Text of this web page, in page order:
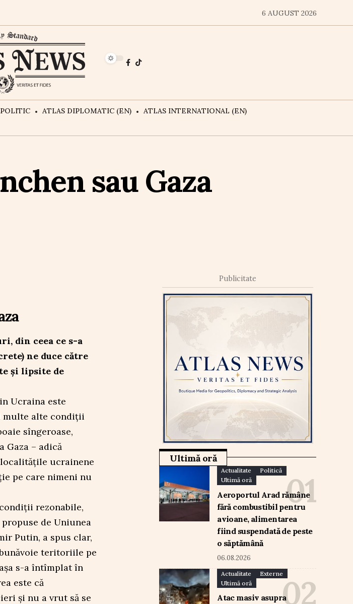
6 AUGUST 2026
ATLAS DIPLOMATIC (EN)
ATLAS INTERNATIONAL (EN)
sau Gaza
din ceea ce s-a
ne duce către
și lipsite de
Ucraina este
multe alte condiții
sîngeroase,
Gaza – adică
ucrainene
pe care nimeni nu
rezonabile,
de Uniunea
Putin, a spus clar,
teritoriile pe
s-a întîmplat în
este că
și nu a vrut să se
Publicitate
Ultimă oră
Actualitate
Politică
Ultimă oră
Aeroportul Arad rămâne
fără combustibil pentru
avioane, alimentarea
fiind suspendată de peste
o săptămână
06.08.2026
Actualitate
Externe
Ultimă oră
Atac masiv asupra